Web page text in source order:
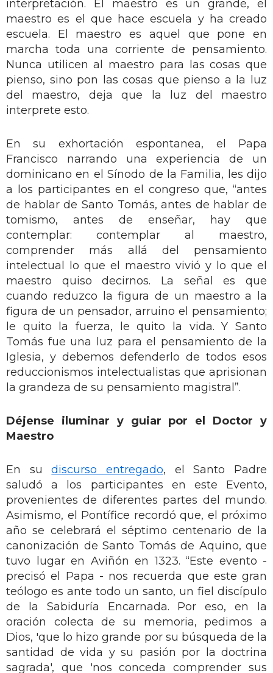
interpretación. El maestro es un grande, el
maestro es el que hace escuela y ha creado
escuela. El maestro es aquel que pone en
marcha toda una corriente de pensamiento.
Nunca utilicen al maestro para las cosas que
pienso, sino pon las cosas que pienso a la luz
del maestro, deja que la luz del maestro
interprete esto.
En su exhortación espontanea, el Papa
Francisco narrando una experiencia de un
dominicano en el Sínodo de la Familia, les dijo
a los participantes en el congreso que, “antes
de hablar de Santo Tomás, antes de hablar de
tomismo, antes de enseñar, hay que
contemplar: contemplar al maestro,
comprender más allá del pensamiento
intelectual lo que el maestro vivió y lo que el
maestro quiso decirnos. La señal es que
cuando reduzco la figura de un maestro a la
figura de un pensador, arruino el pensamiento;
le quito la fuerza, le quito la vida. Y Santo
Tomás fue una luz para el pensamiento de la
Iglesia, y debemos defenderlo de todos esos
reduccionismos intelectualistas que aprisionan
la grandeza de su pensamiento magistral”.
Déjense iluminar y guiar por el Doctor y
Maestro
En sudiscurso entregado, el Santo Padre
saludó a los participantes en este Evento,
provenientes de diferentes partes del mundo.
Asimismo, el Pontífice recordó que, el próximo
año se celebrará el séptimo centenario de la
canonización de Santo Tomás de Aquino, que
tuvo lugar en Aviñón en 1323. “Este evento -
precisó el Papa - nos recuerda que este gran
teólogo es ante todo un santo, un fiel discípulo
de la Sabiduría Encarnada. Por eso, en la
oración colecta de su memoria, pedimos a
Dios, 'que lo hizo grande por su búsqueda de la
santidad de vida y su pasión por la doctrina
sagrada', que 'nos conceda comprender sus